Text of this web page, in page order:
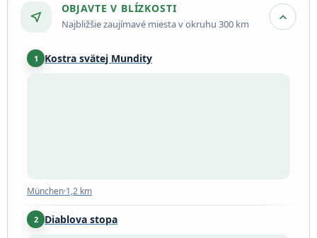
near_me
OBJAVTE V BLÍZKOSTI
Najbližšie zaujímavé miesta v okruhu 300 km expand_more
1 Kostra svätej Mundity
München·1,2 km
2 Diablova stopa